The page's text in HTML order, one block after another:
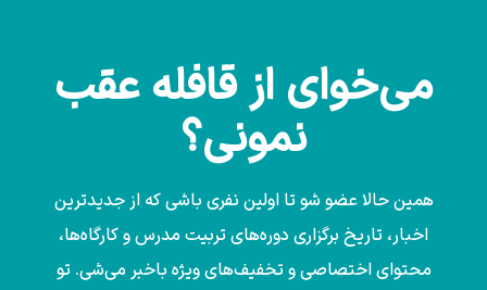
می‌خوای از قافله عقب
نمونی؟
همین حالا عضو شو تا اولین نفری باشی که از جدیدترین
اخبار، تاریخ برگزاری دوره‌های تربیت مدرس و کارگاه‌ها،
محتوای اختصاصی و تخفیف‌های ویژه باخبر می‌شی. تو